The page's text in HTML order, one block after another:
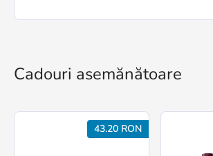
Cadouri asemănătoare
43.20 RON